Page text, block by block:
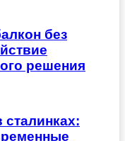
без
решения
сталинках: